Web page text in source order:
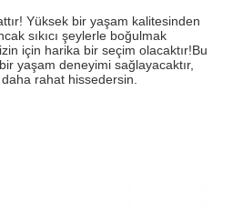
Yüksek bir yaşam kalitesinden
sıkıcı şeylerle boğulmak
için harika bir seçim olacaktır!Bu
yaşam deneyimi sağlayacaktır,
rahat hissedersin.